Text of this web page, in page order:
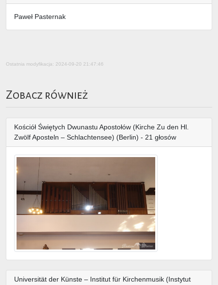
Paweł Pasternak
Ostatnia modyfikacja: 2024-09-20 21:47:46
Zobacz również
Kościół Świętych Dwunastu Apostołów (Kirche Zu den Hl.
Zwölf Aposteln – Schlachtensee) (Berlin) - 21 głosów
Universität der Künste – Institut für Kirchenmusik (Instytut